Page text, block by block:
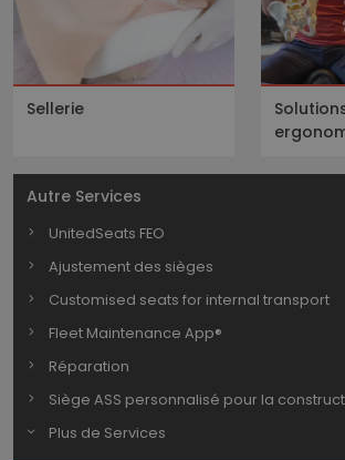
Sellerie
Autre Services
UnitedSeats FEO
Ajustement des sièges
Customised seats for internal transport
Fleet Maintenance App®
Réparation
Siège ASS personnalisé pour la
Plus de Services